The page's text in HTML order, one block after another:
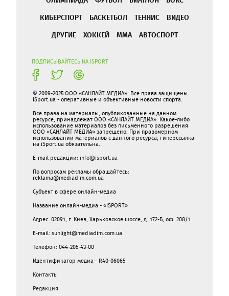
КИБЕРСПОРТ
БАСКЕТБОЛ ТЕННИС
ВИДЕО
ДРУГИЕ
ХОККЕЙ ММА АВТОСПОРТ
ПОДПИСЫВАЙТЕСЬ НА ISPORT
© 2009-2025 ООО «САНЛАЙТ МЕДИА». Все права защищены.
iSport.ua - оперативные и объективные новости спорта.
Все права на материалы, опубликованные на данном
ресурсе, принадлежат ООО «САНЛАЙТ МЕДИА». Какое-либо
использование материалов без письменного разрешения
ООО «САНЛАЙТ МЕДИА» запрещено. При правомерном
использовании материалов с данного ресурса, гиперссылка
на iSport.ua обязательна.
E-mail редакции: info@isport.ua
По вопросам рекламы обращайтесь:
reklama@mediadim.com.ua
Субъект в сфере онлайн-медиа
Название онлайн-медиа - «ISPORT»
Адрес: 02091, г. Киев, Харьковское шоссе, д. 172-Б, оф. 208/1
E-mail: sunlight@mediadim.com.ua
Телефон: 044-205-43-00
Идентификатор медиа - R40-06065
Контакты
Редакция